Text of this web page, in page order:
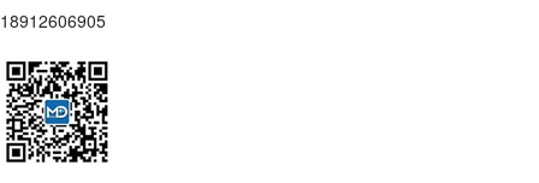
18912606905